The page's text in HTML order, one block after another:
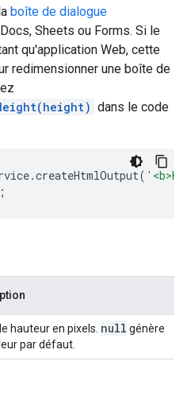
boîte de dialogue
Sheets ou Forms. Si le
qu'application Web, cette
redimensionner une boîte de
dans le code
.createHtmlOutput(
hauteur en pixels. null génère
par défaut.